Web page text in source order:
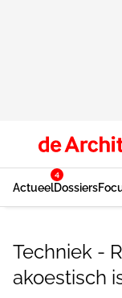
Actueel
4
Dossiers
Techniek -
akoestisch